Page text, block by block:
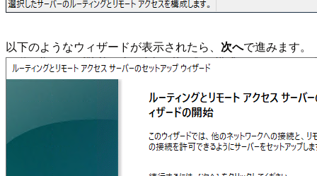
以下のようなウィザードが表示されたら、 次へで進みます。